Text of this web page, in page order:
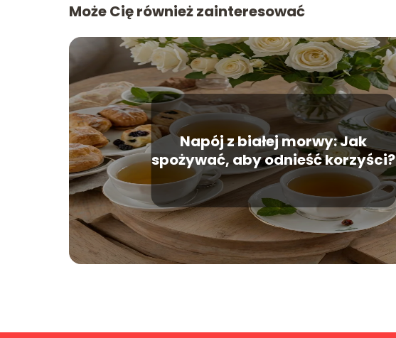
Może Cię również zainteresować
Napój z białej morwy: Jak
spożywać, aby odnieść korzyści?